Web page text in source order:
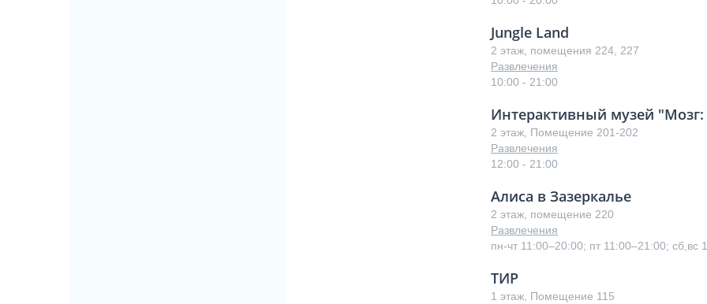
Jungle Land
2 этаж, помещения 224, 227
Развлечения
10:00 - 21:00
Интерактивный музей
2 этаж, Помещение 201-202
Развлечения
12:00 - 21:00
Алиса в Зазеркалье
2 этаж, помещение 220
Развлечения
пн-чт 11:00–20:00; пт 11:00–21:00; сб,вс
ТИР
1 этаж, Помещение 115